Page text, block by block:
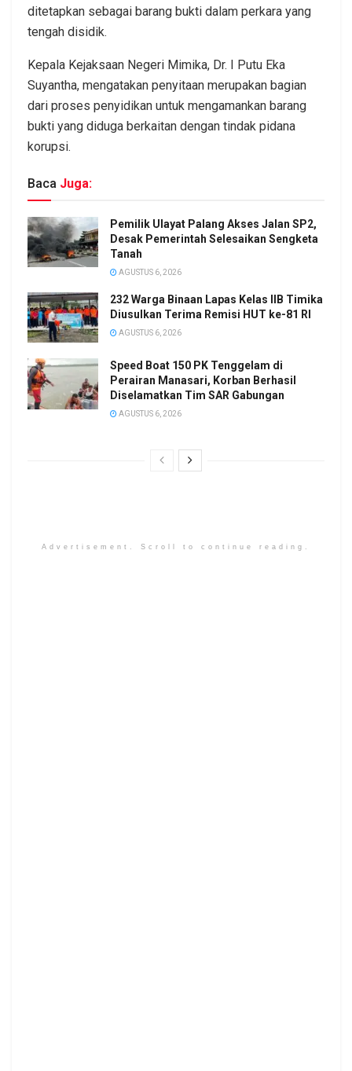
ditetapkan sebagai barang bukti dalam perkara yang
tengah disidik.
Kepala Kejaksaan Negeri Mimika, Dr. I Putu Eka
Suyantha, mengatakan penyitaan merupakan bagian
dari proses penyidikan untuk mengamankan barang
bukti yang diduga berkaitan dengan tindak pidana
korupsi.
Baca Juga:
Pemilik Ulayat Palang Akses Jalan SP2,
Desak Pemerintah Selesaikan Sengketa
Tanah
AGUSTUS 6, 2026
232 Warga Binaan Lapas Kelas IIB Timika
Diusulkan Terima Remisi HUT ke-81 RI
AGUSTUS 6, 2026
Speed Boat 150 PK Tenggelam di
Perairan Manasari, Korban Berhasil
Diselamatkan Tim SAR Gabungan
AGUSTUS 6, 2026
Advertisement. Scroll to continue reading.